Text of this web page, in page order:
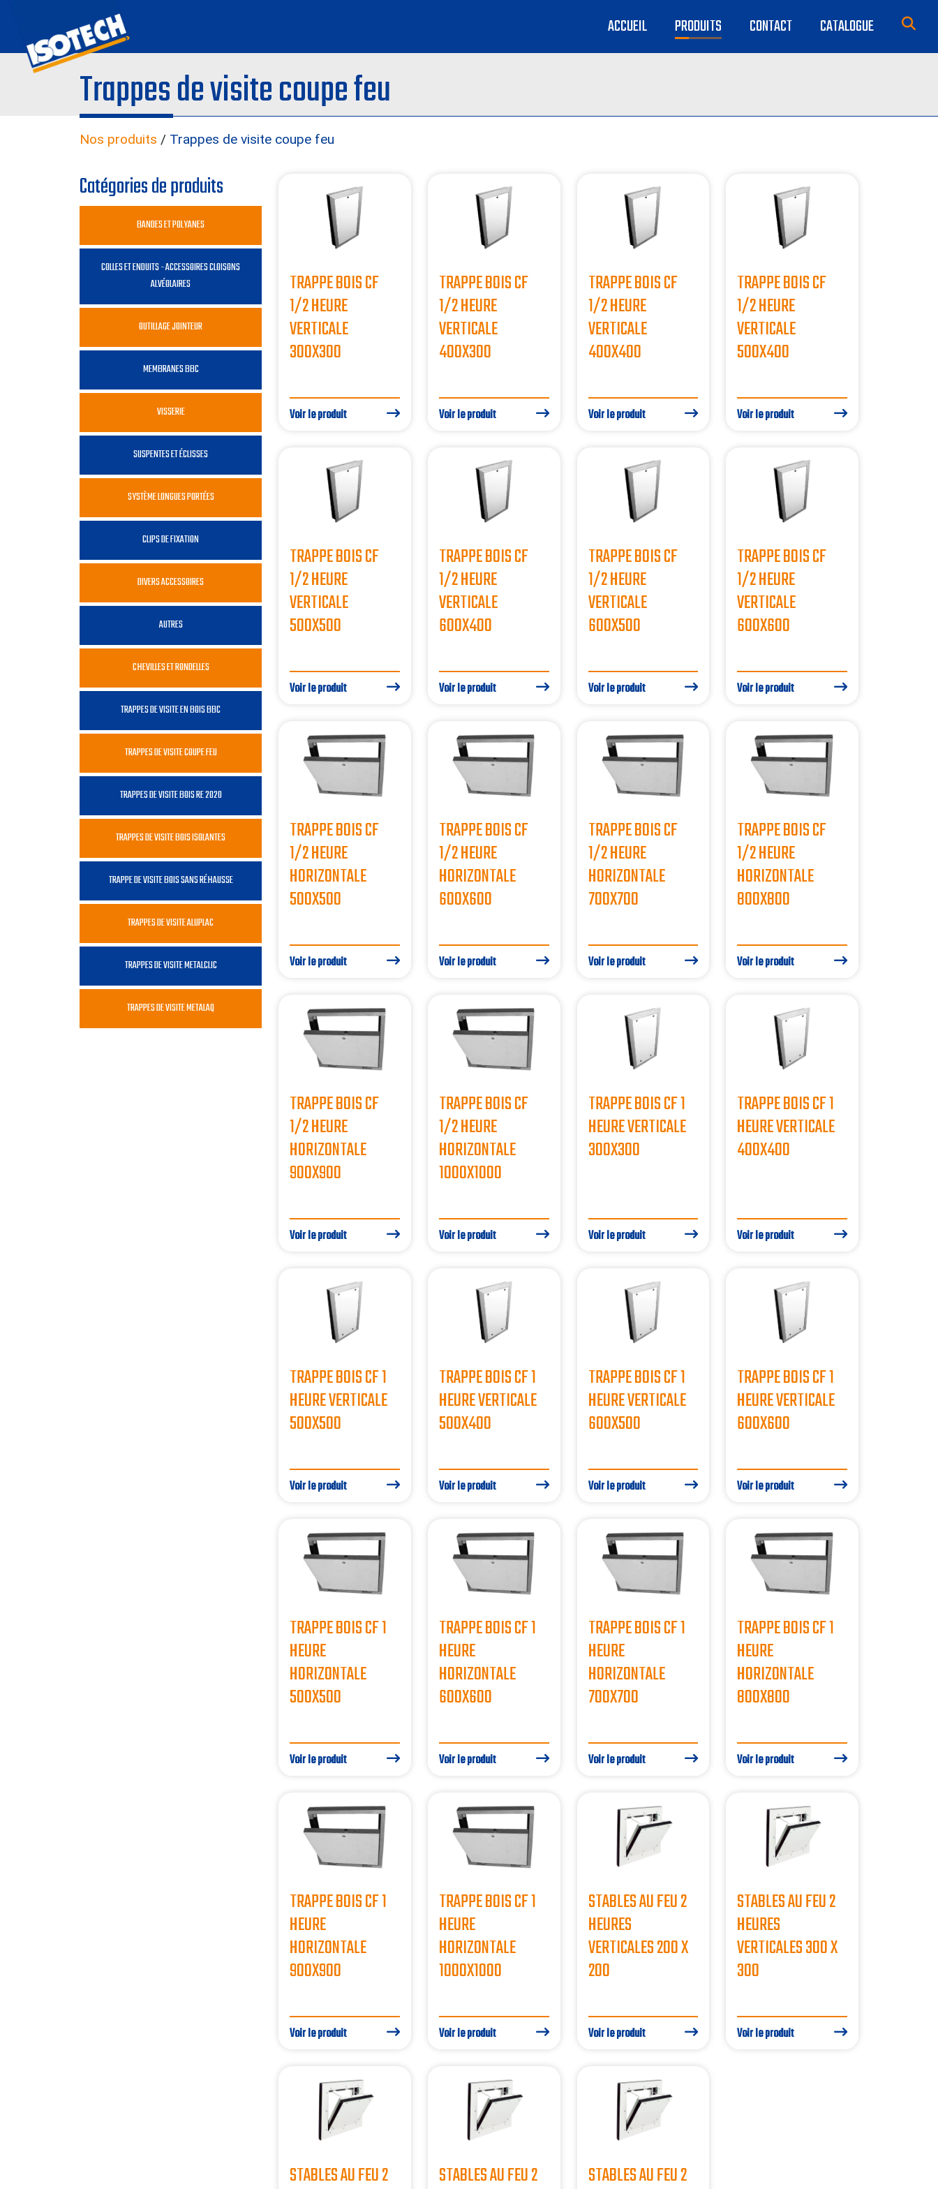
ACCUEIL PRODUITS CONTACT CATALOGUE
Trappes de visite coupe feu
Nos produits / Trappes de visite coupe feu
Catégories de produits
BANDES ET POLYANES
COLLES ET ENDUITS - ACCESSOIRES CLOISONS
ALVÉOLAIRES
OUTILLAGE JOINTEUR
MEMBRANES BBC
VISSERIE
SUSPENTES ET ÉCLISSES
SYSTÈME LONGUES PORTÉES
CLIPS DE FIXATION
DIVERS ACCESSOIRES
AUTRES
CHEVILLES ET RONDELLES
TRAPPES DE VISITE EN BOIS BBC
TRAPPES DE VISITE COUPE FEU
TRAPPES DE VISITE BOIS RE 2020
TRAPPES DE VISITE BOIS ISOLANTES
TRAPPE DE VISITE BOIS SANS RÉHAUSSE
TRAPPES DE VISITE ALUPLAC
TRAPPES DE VISITE METALCLIC
TRAPPES DE VISITE METALAQ
TRAPPE BOIS CF
1/2 HEURE
VERTICALE
300X300
Voir le produit
TRAPPE BOIS CF
1/2 HEURE
VERTICALE
400X300
Voir le produit
TRAPPE BOIS CF
1/2 HEURE
VERTICALE
400X400
Voir le produit
TRAPPE BOIS CF
1/2 HEURE
VERTICALE
500X400
Voir le produit
TRAPPE BOIS CF
1/2 HEURE
VERTICALE
500X500
Voir le produit
TRAPPE BOIS CF
1/2 HEURE
VERTICALE
600X400
Voir le produit
TRAPPE BOIS CF
1/2 HEURE
VERTICALE
600X500
Voir le produit
TRAPPE BOIS CF
1/2 HEURE
VERTICALE
600X600
Voir le produit
TRAPPE BOIS CF
1/2 HEURE
HORIZONTALE
500X500
Voir le produit
TRAPPE BOIS CF
1/2 HEURE
HORIZONTALE
600X600
Voir le produit
TRAPPE BOIS CF
1/2 HEURE
HORIZONTALE
700X700
Voir le produit
TRAPPE BOIS CF
1/2 HEURE
HORIZONTALE
800X800
Voir le produit
TRAPPE BOIS CF
1/2 HEURE
HORIZONTALE
900X900
Voir le produit
TRAPPE BOIS CF
1/2 HEURE
HORIZONTALE
1000X1000
Voir le produit
TRAPPE BOIS CF 1
HEURE VERTICALE
300X300
Voir le produit
TRAPPE BOIS CF 1
HEURE VERTICALE
400X400
Voir le produit
TRAPPE BOIS CF 1
HEURE VERTICALE
500X500
Voir le produit
TRAPPE BOIS CF 1
HEURE VERTICALE
500X400
Voir le produit
TRAPPE BOIS CF 1
HEURE VERTICALE
600X500
Voir le produit
TRAPPE BOIS CF 1
HEURE VERTICALE
600X600
Voir le produit
TRAPPE BOIS CF 1
HEURE
HORIZONTALE
500X500
Voir le produit
TRAPPE BOIS CF 1
HEURE
HORIZONTALE
600X600
Voir le produit
TRAPPE BOIS CF 1
HEURE
HORIZONTALE
700X700
Voir le produit
TRAPPE BOIS CF 1
HEURE
HORIZONTALE
800X800
Voir le produit
TRAPPE BOIS CF 1
HEURE
HORIZONTALE
900X900
Voir le produit
TRAPPE BOIS CF 1
HEURE
HORIZONTALE
1000X1000
Voir le produit
STABLES AU FEU 2
HEURES
VERTICALES 200 X
200
Voir le produit
STABLES AU FEU 2
HEURES
VERTICALES 300 X
300
Voir le produit
STABLES AU FEU 2
STABLES AU FEU 2
STABLES AU FEU 2